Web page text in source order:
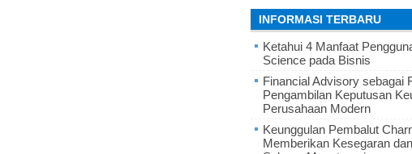
INFORMASI TERBARU
Ketahui 4 Manfaat
Science pada Bisnis
Financial Advisory sebagai
Pengambilan Keputusan
Perusahaan Modern
Keunggulan Pembalut
Memberikan Kesegaran